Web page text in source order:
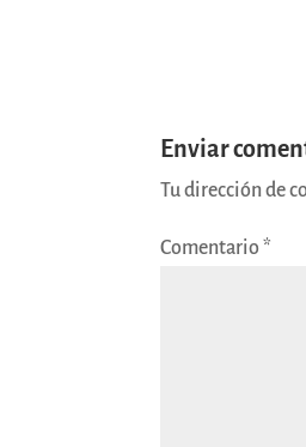
Enviar
Tu dirección de
Comentario*